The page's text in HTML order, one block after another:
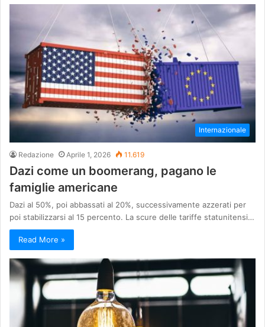
Internazionale
Redazione Aprile 1, 2026 11.619
Dazi come un boomerang, pagano le
famiglie americane
Dazi al 50%, poi abbassati al 20%, successivamente azzerati per
poi stabilizzarsi al 15 percento. La scure delle tariffe statunitensi…
Read More »